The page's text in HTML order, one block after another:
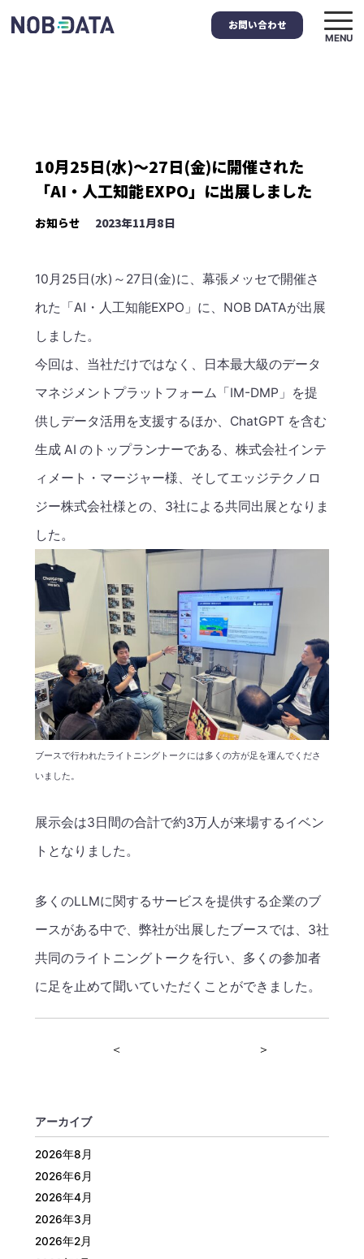
お問い合わせ
MENU
10月25日(水)～27日(金)に開催された
「AI・人工知能EXPO」に出展しました
お知らせ 2023年11月8日
10月25日(水)～27日(金)に、幕張メッセで開催さ
れた「AI・人工知能EXPO」に、NOB DATAが出展
しました。
今回は、当社だけではなく、日本最大級のデータ
マネジメントプラットフォーム「IM-DMP」を提
供しデータ活用を支援するほか、ChatGPT を含む
生成 AI のトップランナーである、株式会社インテ
ィメート・マージャー様、そしてエッジテクノロ
ジー株式会社様との、3社による共同出展となりま
した。
ブースで行われたライトニングトークには多くの方が足を運んでくださ
いました。
展示会は3日間の合計で約3万人が来場するイベン
トとなりました。
多くのLLMに関するサービスを提供する企業のブ
ースがある中で、弊社が出展したブースでは、3社
共同のライトニングトークを行い、多くの参加者
に足を止めて聞いていただくことができました。
＜ ＞
アーカイブ
2026年8月
2026年6月
2026年4月
2026年3月
2026年2月